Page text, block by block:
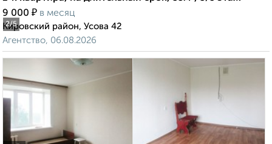
2/5
9 000 ₽ в месяц
Кировский район, Усова 42
Агентство, 06.08.2026